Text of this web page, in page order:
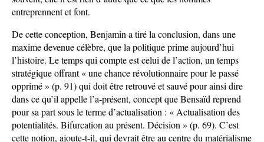
entreprennent et font.
De cette conception, Benjamin a tiré la conclusion, dans une
maxime devenue célèbre, que la politique prime aujourd’hui
l’histoire. Le temps qui compte est celui de l’action, un temps
stratégique offrant « une chance révolutionnaire pour le passé
opprimé » (p. 91) qui doit être retrouvé et sauvé pour ainsi dire
dans ce qu’il appelle l’a-présent, concept que Bensaïd reprend
pour sa part sous le terme d’actualisation : « Actualisation des
potentialités. Bifurcation au présent. Décision » (p. 69). C’est
cette notion, ajoute-t-il, qui devrait être au centre du matérialisme